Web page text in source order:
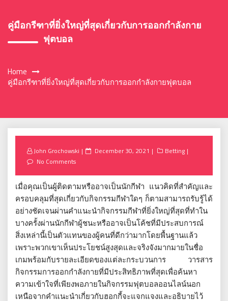
คู่มือกรีฑาที่ยิ่งใหญ่ที่สุดเกี่ยวกับการออกกำลังกาย
ฟุตบอล
Home
คู่มือกรีฑาที่ยิ่งใหญ่ที่สุดเกี่ยวกับการออกกำลังกายฟุตบอล
John Grochowski
Posted
December 30, 2021
Betting
No Comments
เมื่อคุณเป็นผู้ติดตามหรืออาจเป็นนักกีฬา
แนวคิดที่สำคัญและ
ครอบคลุมที่สุดเกี่ยวกับกิจกรรมกีฬาใดๆ ก็ตามสามารถรับรู้ได้
อย่างชัดเจนผ่านคำแนะนำกิจกรรมกีฬาที่ยิ่งใหญ่ที่สุดที่ทำใน
บางครั้งผ่านนักกีฬาผู้ชนะหรืออาจเป็นโค้ชที่มีประสบการณ์
สิ่งเหล่านี้เป็นตัวแทนของผู้คนที่ดีกว่ามากโดยพื้นฐานแล้ว
เพราะพวกเขาเห็นประโยชน์สูงสุดและจริงจังมากมายในชื่อ
เกมพร้อมกับรายละเอียดของแต่ละกระบวนการ
วารสาร
กิจกรรมการออกกำลังกายที่มีประสิทธิภาพที่สุดเพื่อค้นหา
ความเข้าใจที่เพียงพอภายในกิจกรรมฟุตบอลออนไลน์นอก
เหนือจากคำแนะนำเกี่ยวกับฮอกกี้จะแจกแจงและอธิบายไว้